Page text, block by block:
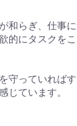
和らぎ、仕事
にタスクをこ
守っていれば
じています。